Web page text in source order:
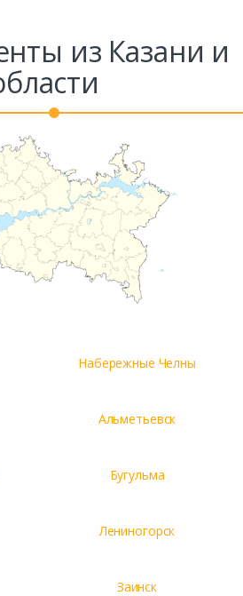
из Казани и
Набережные Челны
Альметьевск
Бугульма
Лениногорск
Заинск